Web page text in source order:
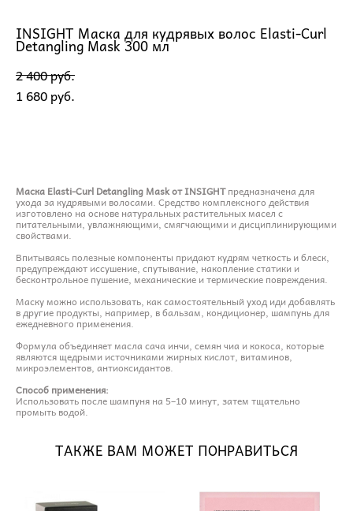
INSIGHT Маска для кудрявых волос Elasti-Curl
Detangling Mask 300 мл
2 400 pуб.
1 680 pуб.
Маска Elasti-Curl Detangling Mask от INSIGHTпредназначена для
ухода за кудрявыми волосами. Средство комплексного действия
изготовлено на основе натуральных растительных масел с
питательными, увлажняющими, смягчающими и дисциплинирующими
свойствами.
Впитываясь полезные компоненты придают кудрям четкость и блеск,
предупреждают иссушение, спутывание, накопление статики и
бесконтрольное пушение, механические и термические повреждения.
Маску можно использовать, как самостоятельный уход иди добавлять
в другие продукты, например, в бальзам, кондиционер, шампунь для
ежедневного применения.
Формула объединяет масла сача инчи, семян чиа и кокоса, которые
являются щедрыми источниками жирных кислот, витаминов,
микроэлементов, антиоксидантов.
Способ применения:
Использовать после шампуня на 5–10 минут, затем тщательно
промыть водой.
ТАКЖЕ ВАМ МОЖЕТ ПОНРАВИТЬСЯ